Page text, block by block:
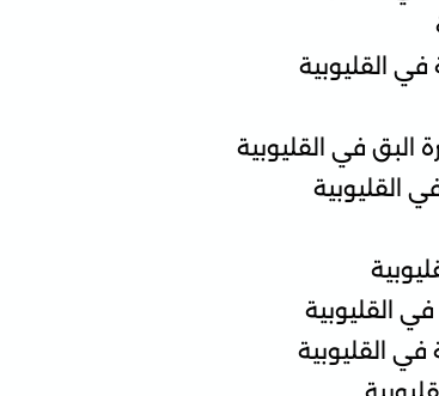
القليوبية
في القليوبية
القليوبية
القليوبية
القليوبية